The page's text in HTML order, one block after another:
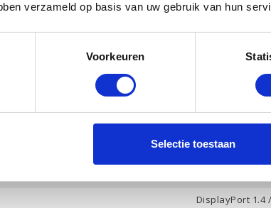
verzameld op basis van uw gebruik van hun
Voorkeuren
Selectie toestaan
8 Gb
Ja
Bang &
DisplayPort 1.4